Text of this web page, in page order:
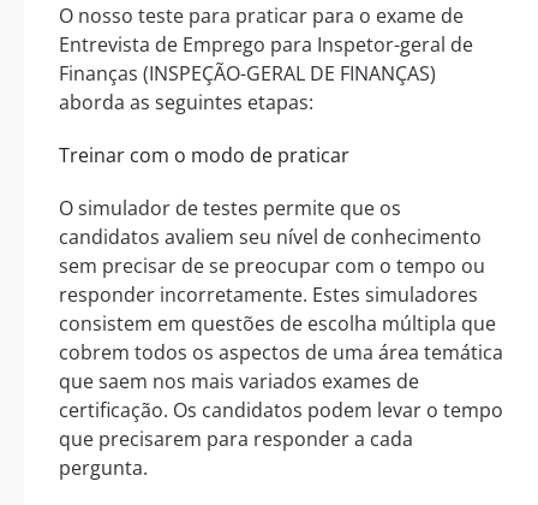
O nosso teste para praticar para o exame de
Entrevista de Emprego para Inspetor-geral de
Finanças (INSPEÇÃO-GERAL DE FINANÇAS)
aborda as seguintes etapas:
Treinar com o modo de praticar
O simulador de testes permite que os
candidatos avaliem seu nível de conhecimento
sem precisar de se preocupar com o tempo ou
responder incorretamente. Estes simuladores
consistem em questões de escolha múltipla que
cobrem todos os aspectos de uma área temática
que saem nos mais variados exames de
certificação. Os candidatos podem levar o tempo
que precisarem para responder a cada
pergunta.